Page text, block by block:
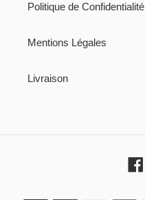
Politique de Confidentialité
Mentions Légales
Livraison